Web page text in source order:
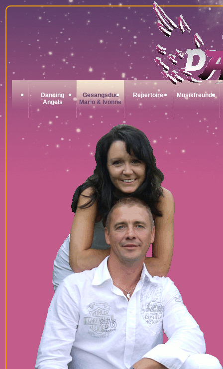
Dancing
Angels
Gesangsduo
Mario & Ivonne
Repertoire Musikfreunde